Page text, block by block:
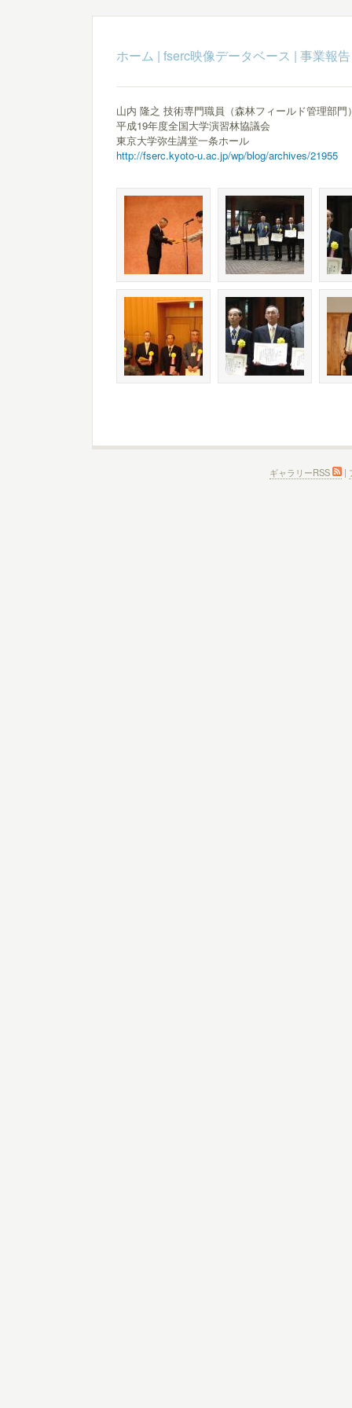
ホーム | fserc映像データベース | 事業報告
山内 隆之 技術専門職員（森林フィールド管理部門
平成19年度全国大学演習林協議会
東京大学弥生講堂一条ホール
http://fserc.kyoto-u.ac.jp/wp/blog/archives/21955
ギャラリーRSS |